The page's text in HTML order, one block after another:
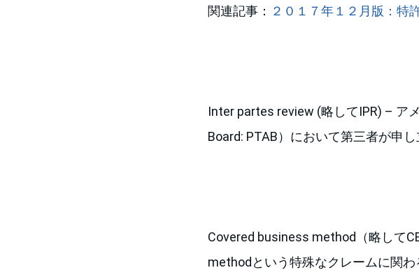
関連記事： ２０１７年１２月版：特
Inter partes review (略してIPR) – ア
Board: PTAB）において第三者が申
Covered business method（略して
methodという特殊なクレームに関